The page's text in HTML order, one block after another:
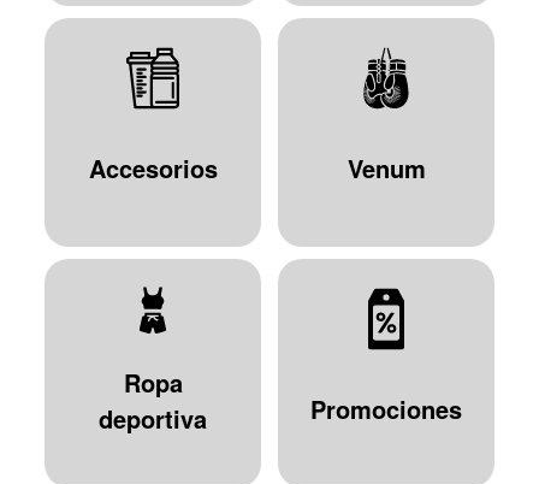
Accesorios Venum
Ropa
deportiva
Promociones